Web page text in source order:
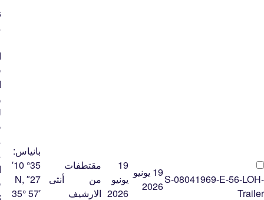
S-08041969-E-56-LOH-
Trailer
19 يونيو
2026
19
يونيو
2026
مقتطفات
من
الارشيف
أنثى
بانياس:
35° 10′
27″ N,
35° 57′